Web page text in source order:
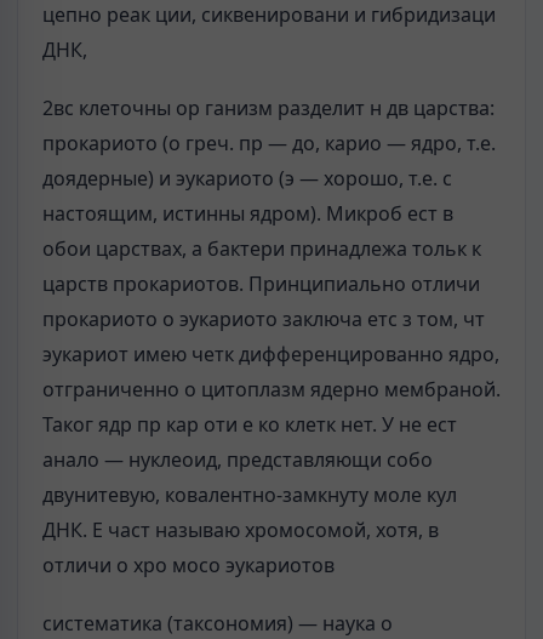
цепно реак ции, сиквенировани и гибридизаци
ДНК,
2вс клеточны ор ганизм разделит н дв царства:
прокариото (о греч. пр — до, карио — ядро, т.е.
доядерные) и эукариото (э — хорошо, т.е. с
настоящим, истинны ядром). Микроб ест в
обои царствах, а бактери принадлежа тольк к
царств прокариотов. Принципиально отличи
прокариото о эукариото заключа етс з том, чт
эукариот имею четк дифференцированно ядро,
отграниченно о цитоплазм ядерно мембраной.
Таког ядр пр кар оти е ко клетк нет. У не ест
анало — нуклеоид, представляющи собо
двунитевую, ковалентно-замкнуту моле кул
ДНК. Е част называю хромосомой, хотя, в
отличи о хро мосо эукариотов
систематика (таксономия) — наука о